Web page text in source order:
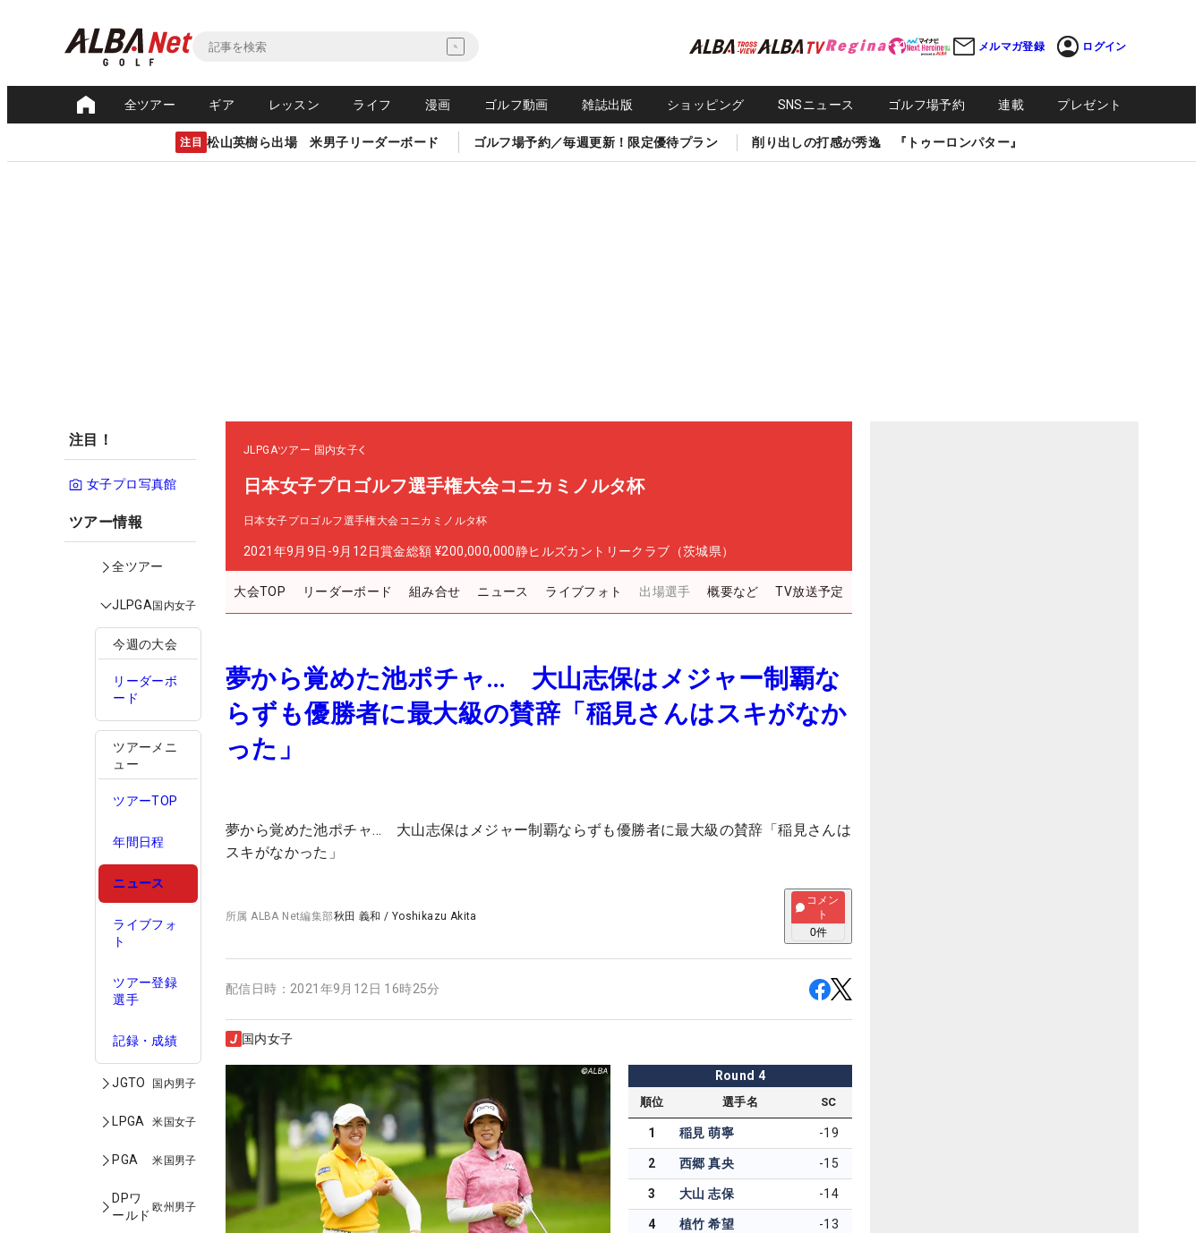
メルマガ登録 ログイン
全ツアー ギア レッスン ライフ 漫画 ゴルフ動画 雑誌出版 ショッピング SNSニュース ゴルフ場予約 連載 プレゼント
注目 松山英樹ら出場 米男子リーダーボード ゴルフ場予約／毎週更新！限定優待プラン 削り出しの打感が秀逸 『トゥーロンパター』
注目！
女子プロ写真館
ツアー情報
全ツアー
JLPGA国内女子
今週の大会
リーダーボ
ード
ツアーメニ
ュー
ツアーTOP
年間日程
ニュース
ライブフォ
ト
ツアー登録
選手
記録・成績
JGTO 国内男子
LPGA 米国女子
PGA 米国男子
DPワ
ールド
欧州男子
JLPGAツアー 国内女子
日本女子プロゴルフ選手権大会コニカミノルタ杯
日本女子プロゴルフ選手権大会コニカミノルタ杯
2021年9月9日-9月12日賞金総額 ¥200,000,000静ヒルズカントリークラブ（茨城県）
大会TOP リーダーボード 組み合せ ニュース ライブフォト 出場選手 概要など TV放送予定
夢から覚めた池ポチャ… 大山志保はメジャー制覇な
らずも優勝者に最大級の賛辞「稲見さんはスキがなか
った」
夢から覚めた池ポチャ… 大山志保はメジャー制覇ならずも優勝者に最大級の賛辞「稲見さんは
スキがなかった」
所属ALBA Net編集部秋田 義和 / Yoshikazu Akita
コメン
ト
0件
配信日時： 2021年9月12日 16時25分
国内女子
Round 4
順位 選手名 SC
1 稲見 萌寧 -19
2 西郷 真央 -15
3 大山 志保 -14
4 植竹 希望 -13